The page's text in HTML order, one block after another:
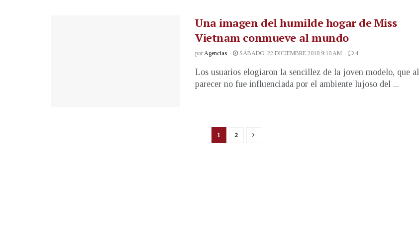
Una imagen del humilde hogar de Miss
Vietnam conmueve al mundo
por Agencias SÁBADO, 22 DICIEMBRE 2018 9:10 AM 4
Los usuarios elogiaron la sencillez de la joven modelo, que al
parecer no fue influenciada por el ambiente lujoso del ...
1 2